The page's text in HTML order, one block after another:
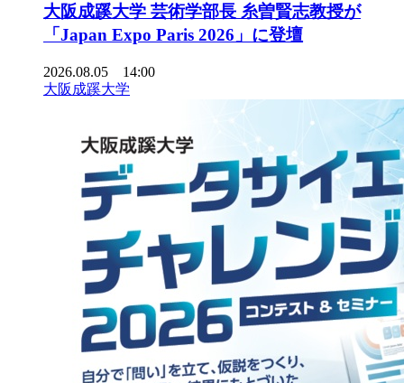
大阪成蹊大学 芸術学部長 糸曽賢志教授が
「Japan Expo Paris 2026」に登壇
2026.08.05 14:00
大阪成蹊大学